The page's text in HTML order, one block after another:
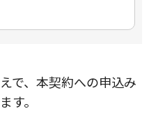
で、本契約への申込み
す。